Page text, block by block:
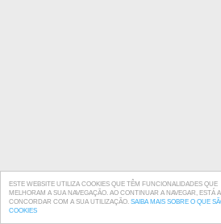
ESTE WEBSITE UTILIZA COOKIES QUE TÊM FUNCIONALIDADES QUE
MELHORAM A SUA NAVEGAÇÃO. AO CONTINUAR A NAVEGAR, ESTÁ A
CONCORDAR COM A SUA UTILIZAÇÃO. SAIBA MAIS SOBRE O QUE
COOKIES